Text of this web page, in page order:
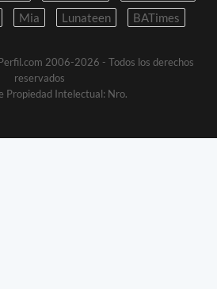
Mia Lunateen BATimes
2006-2026 - Todos los derechos
reservados
Propiedad Intelectual: Nro.